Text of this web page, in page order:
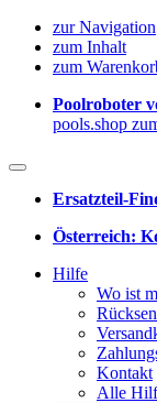
zur Navigation
zum Inhalt
zum
Poolroboter
pools.shop
Ersatzteil-
Österreich:
Hilfe
Wo ist
Kontakt
Alle